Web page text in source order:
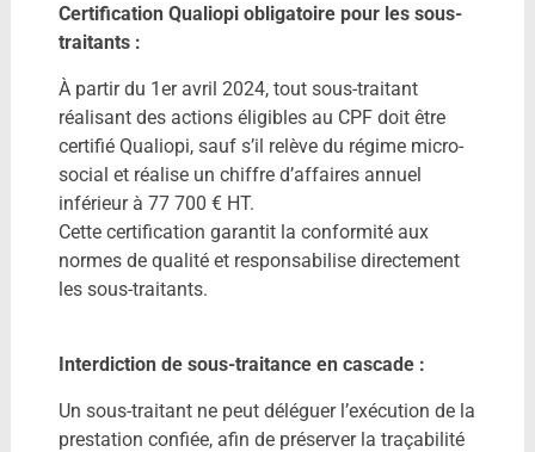
Certification Qualiopi obligatoire pour les sous-
traitants :
À partir du 1er avril 2024, tout sous-traitant
réalisant des actions éligibles au CPF doit être
certifié Qualiopi, sauf s’il relève du régime micro-
social et réalise un chiffre d’affaires annuel
inférieur à 77 700 € HT.
Cette certification garantit la conformité aux
normes de qualité et responsabilise directement
les sous-traitants.
Interdiction de sous-traitance en cascade :
Un sous-traitant ne peut déléguer l’exécution de la
prestation confiée, afin de préserver la traçabilité